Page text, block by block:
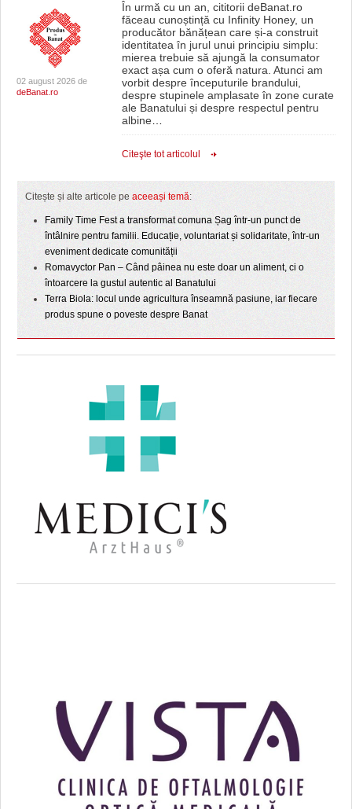
02 august 2026 de
deBanat.ro
În urmă cu un an, cititorii deBanat.ro
făceau cunoștință cu Infinity Honey, un
producător bănățean care și-a construit
identitatea în jurul unui principiu simplu:
mierea trebuie să ajungă la consumator
exact așa cum o oferă natura. Atunci am
vorbit despre începuturile brandului,
despre stupinele amplasate în zone curate
ale Banatului și despre respectul pentru
albine…
Citeşte tot articolul
Citește și alte articole pe aceeași temă:
Family Time Fest a transformat comuna Șag într-un punct de
întâlnire pentru familii. Educație, voluntariat și solidaritate, într-un
eveniment dedicate comunității
Romavyctor Pan – Când pâinea nu este doar un aliment, ci o
întoarcere la gustul autentic al Banatului
Terra Biola: locul unde agricultura înseamnă pasiune, iar fiecare
produs spune o poveste despre Banat